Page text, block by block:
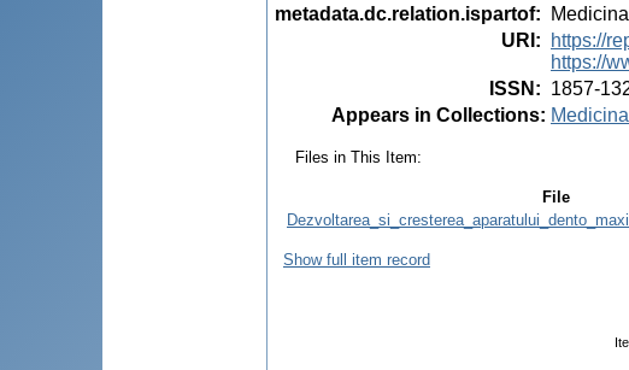
metadata.dc.relation.ispartof:
URI :
https://
https://
ISSN : 1857-
Appears in Collections:
Files in This Item:
File
Show full item record